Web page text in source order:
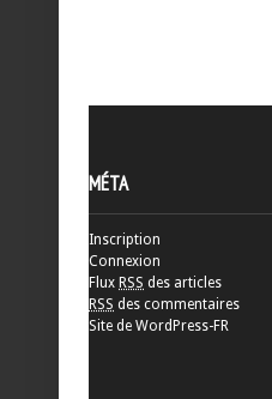
MÉTA
Inscription
Connexion
Flux RSS des articles
RSS des commentaires
Site de WordPress-FR